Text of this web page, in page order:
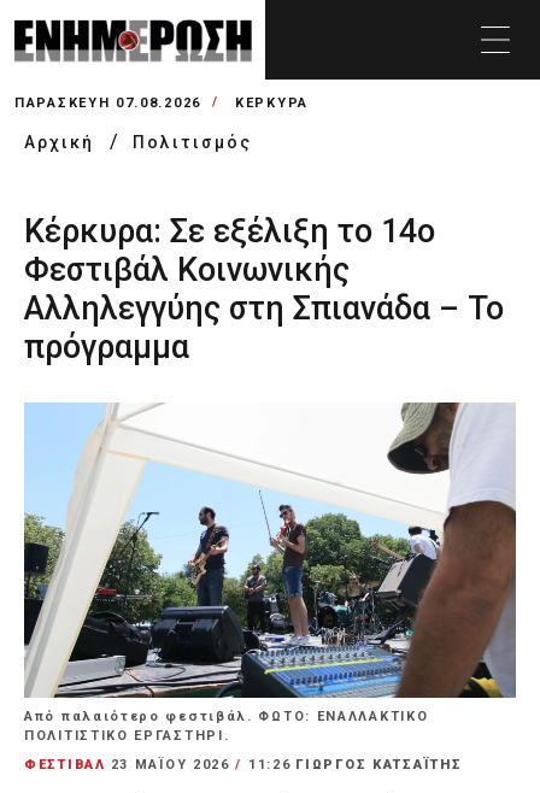
ΠΑΡΑΣΚΕΥΉ 07.08.2026 ΚΕΡΚΥΡΑ
Αρχική Πολιτισμός
Κέρκυρα: Σε εξέλιξη το 14ο
Φεστιβάλ Κοινωνικής
Αλληλεγγύης στη Σπιανάδα – Το
πρόγραμμα
Από παλαιότερο φεστιβάλ. ΦΩΤΟ: ΕΝΑΛΛΑΚΤΙΚΟ
ΠΟΛΙΤΙΣΤΙΚΟ ΕΡΓΑΣΤΗΡΙ.
ΦΕΣΤΙΒΑΛ 23 ΜΑΪ́ΟΥ 2026/ 11:26 ΓΙΩΡΓΟΣ ΚΑΤΣΑΪΤΗΣ